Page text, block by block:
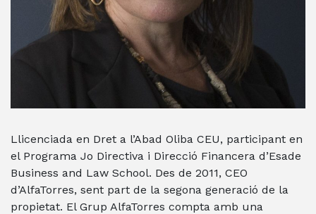
Llicenciada en Dret a l’Abad Oliba CEU, participant en
el Programa Jo Directiva i Direcció Financera d’Esade
Business and Law School. Des de 2011, CEO
d’AlfaTorres, sent part de la segona generació de la
propietat. El Grup AlfaTorres compta amb una